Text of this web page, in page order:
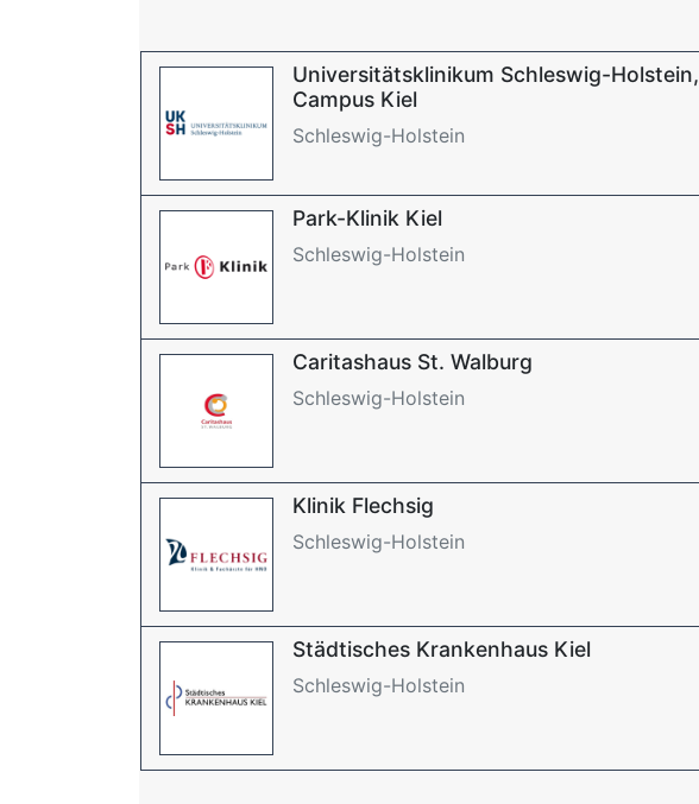
Universitätsklinikum Schleswig-Holstein,
Campus Kiel
Schleswig-Holstein
Park-Klinik Kiel
Schleswig-Holstein
Caritashaus St. Walburg
Schleswig-Holstein
Klinik Flechsig
Schleswig-Holstein
Städtisches Krankenhaus Kiel
Schleswig-Holstein